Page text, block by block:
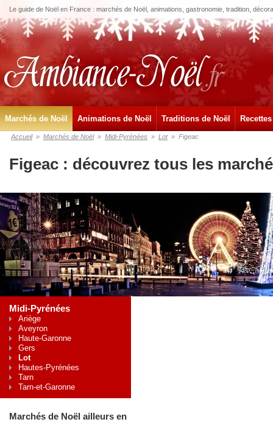
Le guide de Noël en France : marchés de Noël, animations, gastronomie, tradition,
Marchés de Noël Animations de Noël Traditions de Noël
Accueil » Marchés de Noël » Midi-Pyrénées » Lot » Figeac
Figeac : découvrez tous les
Midi-Pyrénées
Ariège
Aveyron
Haute-Garonne
Gers
Lot
Hautes-Pyrénées
Tarn
Tarn-et-Garonne
Marchés de Noël ailleurs en